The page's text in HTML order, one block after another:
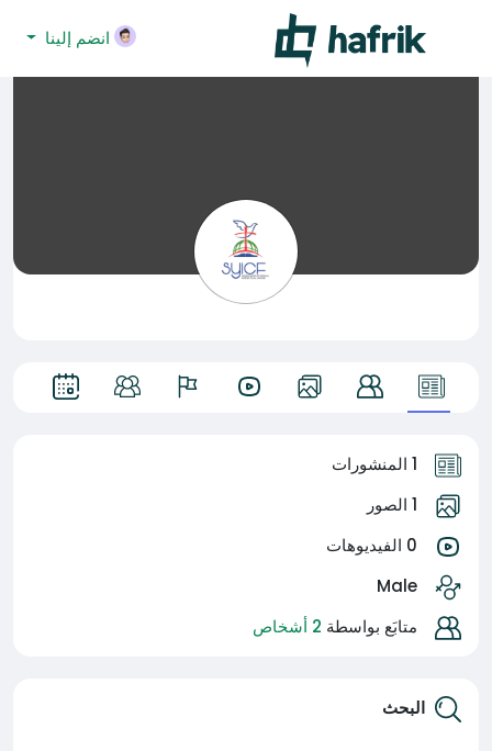
انضم إلينا
1 المنشورات
1 الصور
0 الفيديوهات
Male
متابَع بواسطة 2 أشخاص
البحث